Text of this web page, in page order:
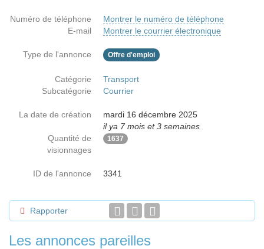
Numéro de téléphone
Montrer le numéro de téléphone
E-mail
Montrer le courrier électronique
Type de l'annonce Offre d'emploi
Catégorie
Transport
Subcatégorie
Courrier
La date de création
mardi 16 décembre 2025
il ya 7 mois et 3 semaines
Quantité de
visionnages
1637
ID de l'annonce 3341
Rapporter
Les annonces pareilles